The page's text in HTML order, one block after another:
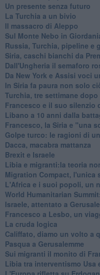
Un presente senza futuro
La Turchia a un bivio
Il massacro di Aleppo
Sul Monte Nebo in
Russia, Turchia, pipeline e
Siria, caschi bianchi da
Dall'Ungheria il semaforo
Da New York e Assisi voci
In Siria fa paura non solo
Turchia, tre settimane dopo
Francesco e il suo silenzio
Libano a 10 anni dalla
Francesco, la Siria e "una
Golpe turco: le ragioni di
Dacca, macabra mattanza
Brexit e Israele
Libia e migranti:la teoria
Migration Compact, l'unica
L'Africa e i suoi popoli, un
World Humanitarian
Israele, attentato a
Francesco a Lesbo, un
La cruda logica
Califfato, diamo un volto a
Pasqua a Gerusalemme
Sui migranti il monito di
Libia tra interventismo Usa